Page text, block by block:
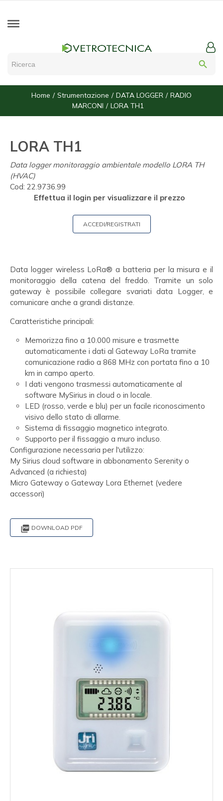
search
Home Strumentazione DATA LOGGER
RADIO
MARCONI
LORA TH1
LORA TH1
Data logger monitoraggio ambientale modello LORA TH
(HVAC)
Cod: 22.9736.99
Effettua il login per visualizzare il prezzo
ACCEDI/REGISTRATI
Data logger wireless LoRa® a batteria per la misura e il
monitoraggio della catena del freddo. Tramite un solo
gateway è possibile collegare svariati data Logger, e
comunicare anche a grandi distanze.
Caratteristiche principali:
Memorizza fino a 10.000 misure e trasmette
automaticamente i dati al Gateway LoRa tramite
comunicazione radio a 868 MHz con portata fino a 10
km in campo aperto.
I dati vengono trasmessi automaticamente al
software MySirius in cloud o in locale.
LED (rosso, verde e blu) per un facile riconoscimento
visivo dello stato di allarme.
Sistema di fissaggio magnetico integrato.
Supporto per il fissaggio a muro incluso.
Configurazione necessaria per l'utilizzo:
My Sirius cloud software in abbonamento Serenity o
Advanced (a richiesta)
Micro Gateway o Gateway Lora Ethernet (vedere
accessori)
 DOWNLOAD PDF